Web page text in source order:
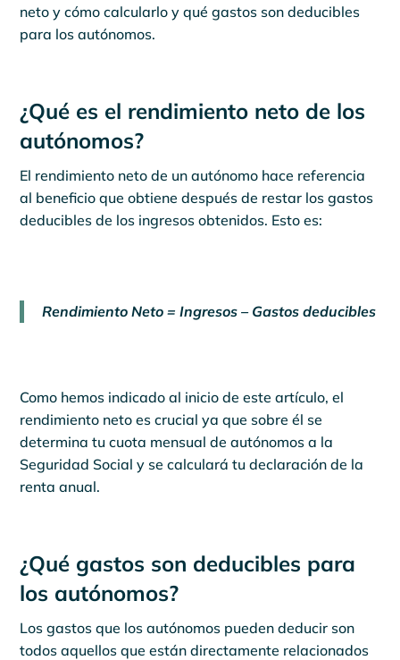
neto y cómo calcularlo y qué gastos son deducibles
para los autónomos.
¿Qué es el rendimiento neto de los
autónomos?
El rendimiento neto de un autónomo hace referencia
al beneficio que obtiene después de restar los gastos
deducibles de los ingresos obtenidos. Esto es:
Rendimiento Neto = Ingresos – Gastos deducibles
Como hemos indicado al inicio de este artículo, el
rendimiento neto es crucial ya que sobre él se
determina tu cuota mensual de autónomos a la
Seguridad Social y se calculará tu declaración de la
renta anual.
¿Qué gastos son deducibles para
los autónomos?
Los gastos que los autónomos pueden deducir son
todos aquellos que están directamente relacionados